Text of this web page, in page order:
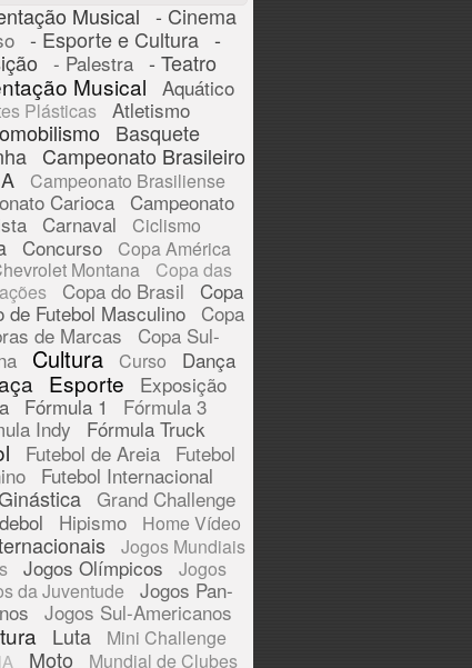
Musical - Cinema
- Esporte e Cultura -
- Palestra - Teatro
Musical Aquático
Plásticas Atletismo
Basquete
Campeonato Brasileiro
Campeonato Brasiliense
Carioca
Campeonato
Carnaval Ciclismo
Concurso
Copa América
Montana
Copa das
Copa do Brasil Copa
de Futebol Masculino Copa
de Marcas
Copa Sul-
Cultura Curso Dança
Esporte
Exposição
Fórmula 1
Fórmula 3
Indy
Fórmula Truck
Futebol de Areia
Futebol
Futebol Internacional
Grand Challenge
Hipismo Home Vídeo
Jogos Mundiais
Jogos Olímpicos
Jogos
da Juventude
Jogos Pan-
Jogos Sul-Americanos
Luta
Mini Challenge
Moto
Mundial de Clubes